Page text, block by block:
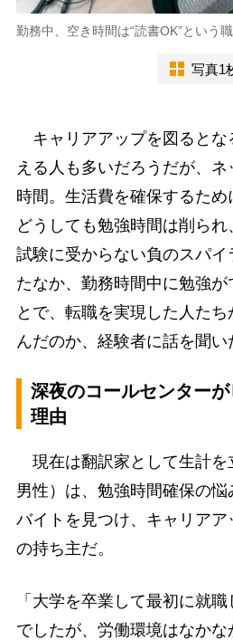
勤務中、空き時間は“読書OK”という
写真1
キャリアアップを図るとな
える人も多いだろうだが、
時間。生活費を確保するため
どうしても勉強時間は削ら
試験に受からない負のスパイ
たなか、勤務時間中に勉強が
とで、転職を実現した人た
んだのか、経験者に話を聞い
深夜のコールセンター
理由
現在は翻訳家として生計を
男性）は、勉強時間確保の
バイトを見つけ、キャリア
の持ち主だ。
「大学を卒業して最初に就
でしたが、労働環境はなかな